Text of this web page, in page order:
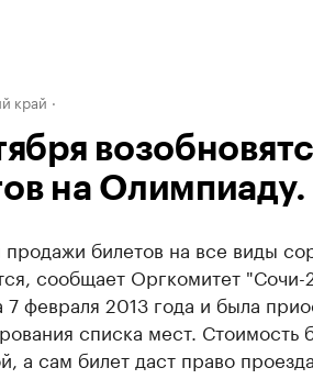
край
на Олимпиаду.
продажи билетов на все виды
сообщает Оргкомитет
7 февраля 2013 года и была
списка мест. Стоимость
а сам билет даст право